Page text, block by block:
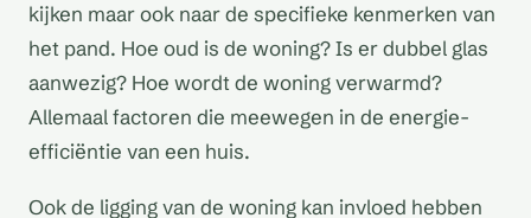
kijken maar ook naar de specifieke kenmerken van
het pand. Hoe oud is de woning? Is er dubbel glas
aanwezig? Hoe wordt de woning verwarmd?
Allemaal factoren die meewegen in de energie-
efficiëntie van een huis.
Ook de ligging van de woning kan invloed hebben